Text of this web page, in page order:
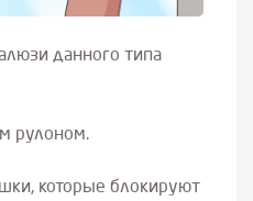
данного типа
рулоном.
которые блокируют